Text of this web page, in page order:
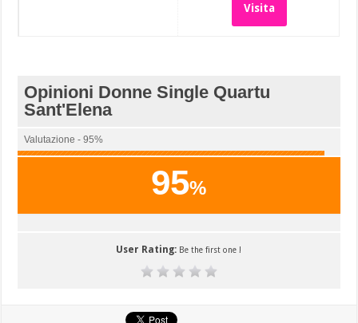
Visita
Opinioni Donne Single Quartu
Sant'Elena
Valutazione - 95%
95%
User Rating: Be the first one !